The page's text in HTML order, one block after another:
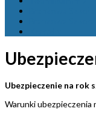
Ubezpieczenie na rok
Warunki